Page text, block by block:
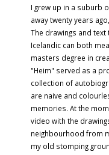
I grew up in a suburb
away twenty years
The drawings and text
Icelandic can both
masters degree in
"Heim" served as a
collection of
are naive and
memories. At the
video with the
neighbourhood from
my old stomping